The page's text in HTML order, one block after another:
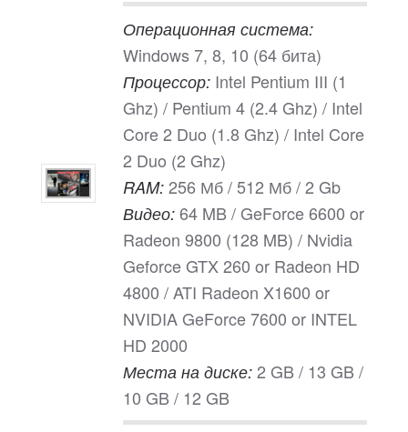
Операционная система:
Windows 7, 8, 10 (64 бита)
Процессор: Intel Pentium III (1
Ghz) / Pentium 4 (2.4 Ghz) / Intel
Core 2 Duo (1.8 Ghz) / Intel Core
2 Duo (2 Ghz)
RAM: 256 Мб / 512 Мб / 2 Gb
Видео: 64 MB / GeForce 6600 or
Radeon 9800 (128 MB) / Nvidia
Geforce GTX 260 or Radeon HD
4800 / ATI Radeon X1600 or
NVIDIA GeForce 7600 or INTEL
HD 2000
Места на диске: 2 GB / 13 GB /
10 GB / 12 GB